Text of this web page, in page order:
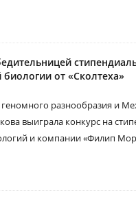
от «Сколтеха»
разнообразия и
выиграла конкурс на
и компании «Филип